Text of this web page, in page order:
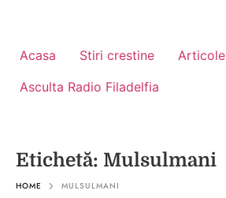
Acasa Stiri crestine Articole
Asculta Radio Filadelfia
Etichetă: Mulsulmani
HOME MULSULMANI